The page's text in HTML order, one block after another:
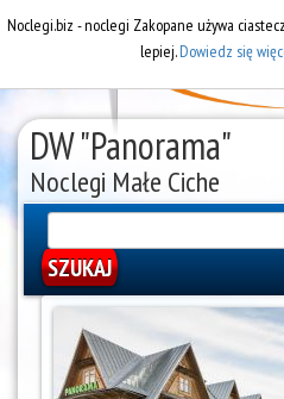
DW "Panorama"
Noclegi Małe Ciche
Noclegi.biz - noclegi Zakopane używa
lepiej.Dowiedz się